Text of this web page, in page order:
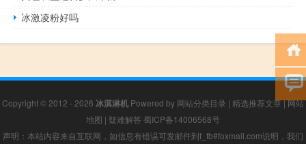
冰激凌粉好吗
Copyright © 2012 - 2026 冰淇淋机 Powered by 网站分类目录 | 精选推荐文章|网站
地图 | 疑难解答 蜀ICP备14006568号
声明：本站内容来自互联网，如信息有错误可发邮件到f_fb#foxmail.com说明，我们